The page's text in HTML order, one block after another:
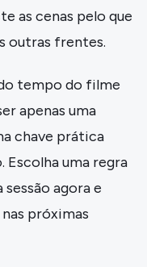
as cenas pelo que
outras frentes.
tempo do filme
apenas uma
chave prática
Escolha uma regra
agora e
próximas